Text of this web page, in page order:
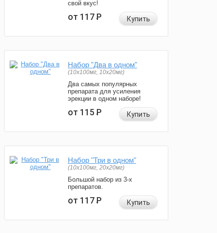
свой вкус!
от 117Р Купить
Набор "Два в одном"
(10x100мг, 10x20мг)
Два самых популярных
препарата для усиления
эрекции в одном наборе!
от 115Р Купить
Набор "Три в одном"
(10x100мг, 20x20мг)
Большой набор из 3-х
препаратов.
от 117Р Купить